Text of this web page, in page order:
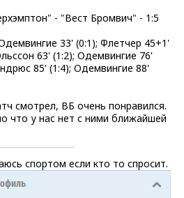
- "Вест Бромвич" - 1:5
33' (0:1); Флетчер 45+1'
63' (1:2); Одемвингие 76'
85' (1:4); Одемвингие 88'
смотрел, ВБ очень понравился.
что у нас нет с ними ближайшей
спортом если кто то спросит.